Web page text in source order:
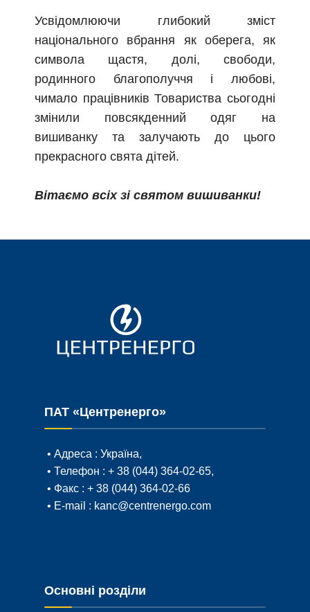
Усвідомлюючи глибокий зміст
національного вбрання як оберега, як
символа щастя, долі, свободи,
родинного благополуччя і любові,
чимало працівників Товариства сьогодні
змінили повсякденний одяг на
вишиванку та залучають до цього
прекрасного свята дітей.
Вітаємо всіх зі святом вишиванки!
ПАТ «Центренерго»
• Адреса : Україна,
• Телефон : + 38 (044) 364-02-65,
• Факс : + 38 (044) 364-02-66
• E-mail : kanc@centrenergo.com
Основні розділи